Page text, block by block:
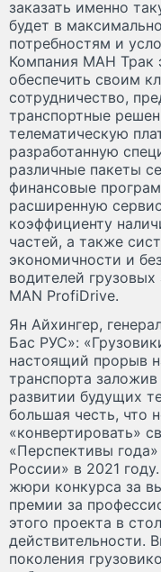
заказать именно
будет в
потребностям и
Компания МАН Трак
обеспечить своим
сотрудничество,
транспортные
телематическую
разработанную
различные пакеты
финансовые
расширенную
коэффициенту
частей, а также
экономичности и
водителей
MAN ProfiDrive.
Ян Айхингер,
Бас РУС»:
настоящий прорыв
транспорта
развитии будущих
большая честь, что
«конвертировать»
«Перспективы
России» в 2021
жюри конкурса за
премии за
этого проекта в
действительности.
поколения